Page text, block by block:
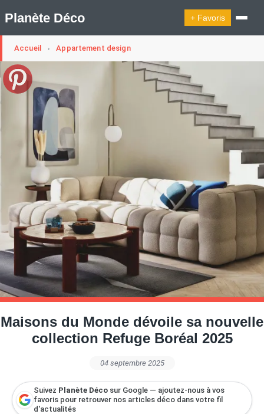
Planète Déco + Favoris
🛍︎ Shop Planète Déco ℹ︎ À propos
Appartement Design Cabanes
Decoration Noël
Design Suédois En Quelques Photos
Idées Déco En 10 Photos
La Semaine Décoration Et Design
Maison En Ville
Tendance
Interieurs Scandinaves
La Décoration Selon Votre Signe Astrologique
Les Trouvailles Déco Du Jour
Loft
Maison Appartement Écologique
Maison Container/container House
Maison D'hôtes
Maison Et Appartement Vintage
On Décode La Déco
Petite Surface
Piscine Question De Style
Renovation
Revue De Week End
Tiny House
Accueil › Appartement design
Maisons du Monde dévoile sa nouvelle
collection Refuge Boréal 2025
04 septembre 2025
Suivez Planète Déco sur Google — ajoutez-nous à vos
favoris pour retrouver nos articles déco dans votre fil
d'actualités